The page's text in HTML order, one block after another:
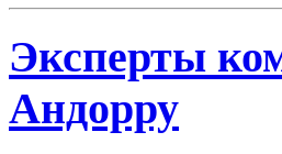
Эксперты
Андорру